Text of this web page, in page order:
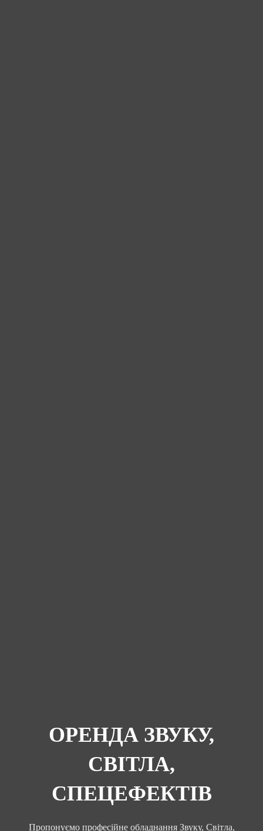
ОРЕНДА ЗВУКУ,
СВІТЛА,
СПЕЦЕФЕКТІВ
Пропонуємо професійне обладнання Звуку, Світла,